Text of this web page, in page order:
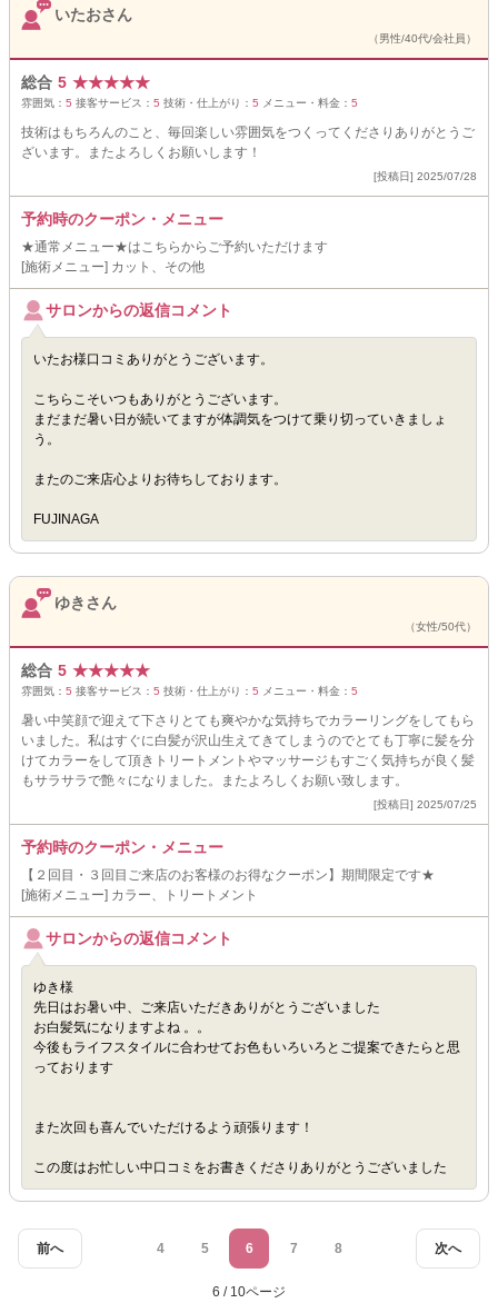
いたおさん
（男性/40代/会社員）
総合 5 ★★★★★
雰囲気： 5 接客サービス： 5 技術・仕上がり： 5 メニュー・料金： 5
技術はもちろんのこと、毎回楽しい雰囲気をつくってくださりありがとうご
ざいます。またよろしくお願いします！
[投稿日] 2025/07/28
予約時のクーポン・メニュー
★通常メニュー★はこちらからご予約いただけます
[施術メニュー] カット、その他
サロンからの返信コメント
いたお様口コミありがとうございます。
こちらこそいつもありがとうございます。
まだまだ暑い日が続いてますが体調気をつけて乗り切っていきましょ
う。
またのご来店心よりお待ちしております。
FUJINAGA
ゆきさん
（女性/50代）
総合 5 ★★★★★
雰囲気： 5 接客サービス： 5 技術・仕上がり： 5 メニュー・料金： 5
暑い中笑顔で迎えて下さりとても爽やかな気持ちでカラーリングをしてもら
いました。私はすぐに白髪が沢山生えてきてしまうのでとても丁寧に髪を分
けてカラーをして頂きトリートメントやマッサージもすごく気持ちが良く髪
もサラサラで艶々になりました。またよろしくお願い致します。
[投稿日] 2025/07/25
予約時のクーポン・メニュー
【２回目・３回目ご来店のお客様のお得なクーポン】期間限定です★
[施術メニュー] カラー、トリートメント
サロンからの返信コメント
ゆき様
先日はお暑い中、ご来店いただきありがとうございました
お白髪気になりますよね 。。
今後もライフスタイルに合わせてお色もいろいろとご提案できたらと思
っております
また次回も喜んでいただけるよう頑張ります！
この度はお忙しい中口コミをお書きくださりありがとうございました
前へ 次へ
4 5 6 7 8
6 / 10ページ